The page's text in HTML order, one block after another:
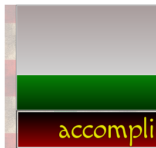
accompli